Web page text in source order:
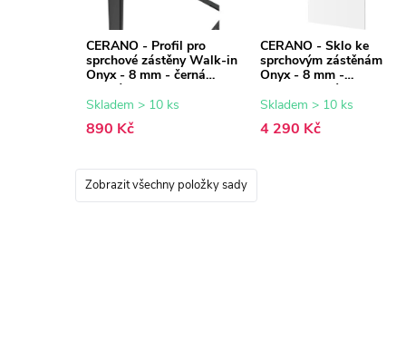
CERANO - Profil pro
sprchové zástěny Walk-in
Onyx - 8 mm - černá
matná - 15 mm
Skladem > 10 ks
890 Kč
CERANO - Sklo ke
sprchovým zástěnám
Onyx - 8 mm -
transparentní sklo -
140x200 cm
Skladem > 10 ks
4 290 Kč
Zobrazit všechny položky sady